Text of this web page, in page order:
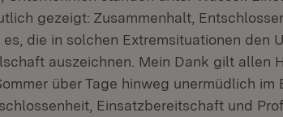
gezeigt: Zusammenhalt,
die in solchen Extremsituationen den
auszeichnen. Mein Dank gilt allen
über Tage hinweg unermüdlich im
Einsatzbereitschaft und